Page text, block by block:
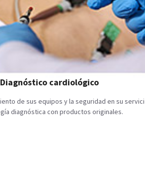
Diagnóstico cardiológico
de sus equipos y la seguridad en su
diagnóstica con productos originales.